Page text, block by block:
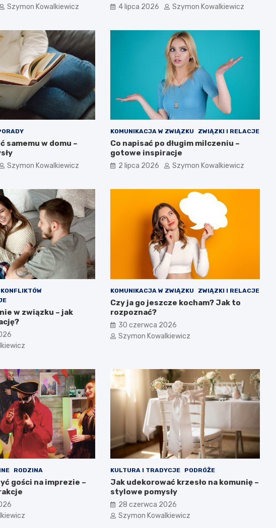
Szymon Kowalkiewicz 4 lipca 2026 Szymon Kowalkiewicz
samemu w domu –
Szymon Kowalkiewicz
KOMUNIKACJA W ZWIĄZKU ZWIĄZKI I RELACJE
Co napisać po długim milczeniu –
gotowe inspiracje
2 lipca 2026 Szymon Kowalkiewicz
w związku – jak
KOMUNIKACJA W ZWIĄZKU ZWIĄZKI I RELACJE
Czy ja go jeszcze kocham? Jak to
rozpoznać?
30 czerwca 2026
Szymon Kowalkiewicz
RODZINA
gości na imprezie –
KULTURA I TRADYCJE PODRÓŻE
Jak udekorować krzesło na komunię –
stylowe pomysły
28 czerwca 2026
Szymon Kowalkiewicz